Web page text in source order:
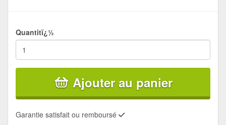
Quantitï¿½
Ajouter au panier
Garantie satisfait ou remboursé